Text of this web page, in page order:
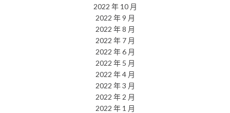
2022 年 10 月
2022 年 9 月
2022 年 8 月
2022 年 7 月
2022 年 6 月
2022 年 5 月
2022 年 4 月
2022 年 3 月
2022 年 2 月
2022 年 1 月